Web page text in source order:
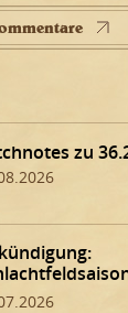
zu
von